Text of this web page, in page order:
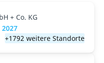
+ Co. KG
+1792 weitere Standorte